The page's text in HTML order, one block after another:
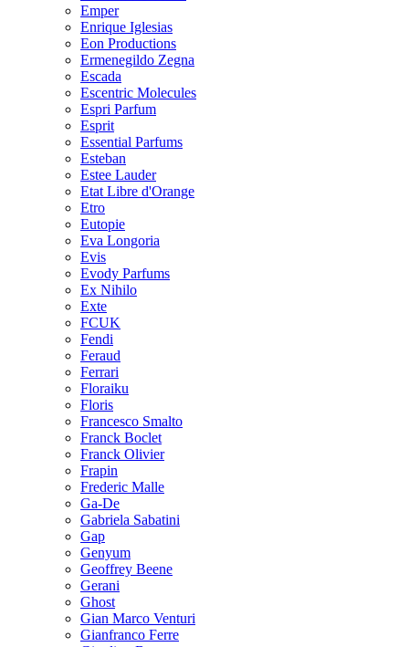
Emper
Enrique Iglesias
Eon Productions
Ermenegildo Zegna
Escada
Escentric Molecules
Espri Parfum
Esprit
Essential Parfums
Esteban
Estee Lauder
Etat Libre d'Orange
Etro
Eutopie
Eva Longoria
Evis
Evody Parfums
Ex Nihilo
Exte
FCUK
Fendi
Feraud
Ferrari
Floraiku
Floris
Francesco Smalto
Franck Boclet
Franck Olivier
Frapin
Frederic Malle
Ga-De
Gabriela Sabatini
Gap
Genyum
Geoffrey Beene
Gerani
Ghost
Gian Marco Venturi
Gianfranco Ferre